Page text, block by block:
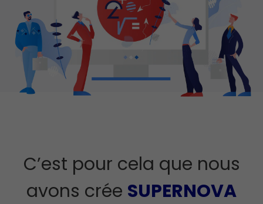
C’est pour cela que nous
avons crée SUPERNOVA